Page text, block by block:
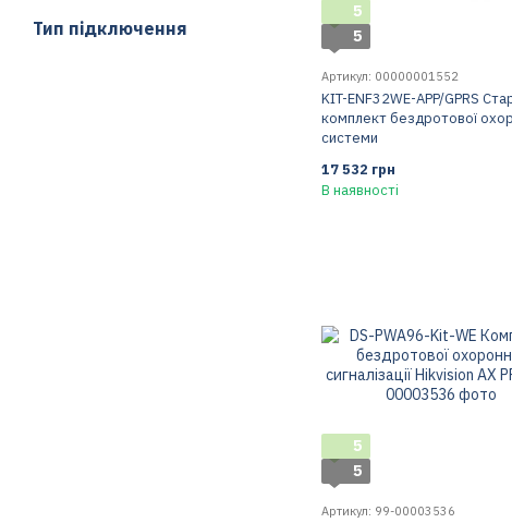
5
5
Артикул: 00000001552
KIT-ENF32WE-APP/GPRS
комплект бездротової
системи
17 532 грн
В наявності
5
5
Артикул: 99-00003536
Тип підключення